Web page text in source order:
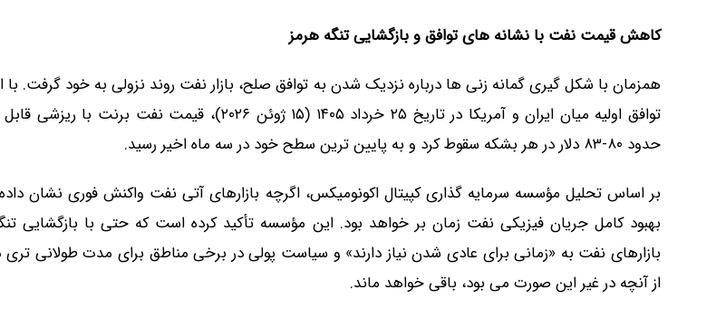
کاهش قیمت نفت با نشانه های توافق و بازگشایی تنگه هرمز
همزمان با شکل گیری گمانه زنی ها درباره نزدیک شدن به توافق صلح، بازار نفت روند نزولی به خود گرفت. با
توافق اولیه میان ایران و آمریکا در تاریخ ۲۵ خرداد ۱۴۰۵ (۱۵ ژوئن ۲۰۲۶)، قیمت نفت برنت
حدود ۸۰-۸۳ دلار در هر بشکه سقوط کرد و به پایین ترین سطح خود در سه ماه اخیر رسید.
بر اساس تحلیل مؤسسه سرمایه گذاری کپیتال اکونومیکس، اگرچه بازارهای آتی نفت واکنش فوری نشان داده
بهبود کامل جریان فیزیکی نفت زمان بر خواهد بود. این مؤسسه تأکید کرده است که حتی با بازگشایی
بازارهای نفت به «زمانی برای عادی شدن نیاز دارند» و سیاست پولی در برخی مناطق برای مدت طولانی
از آنچه در غیر این صورت می بود، باقی خواهد ماند.